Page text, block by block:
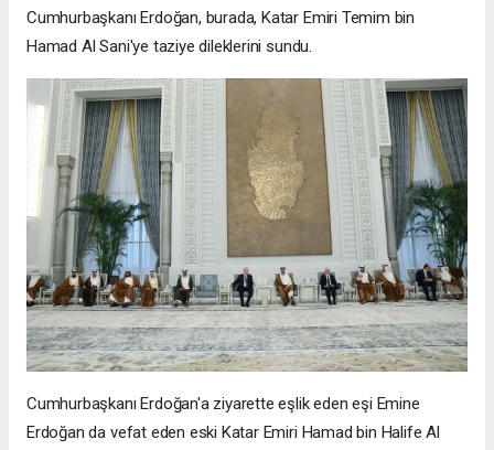
Cumhurbaşkanı Erdoğan, burada, Katar Emiri Temim bin
Hamad Al Sani'ye taziye dileklerini sundu.
Cumhurbaşkanı Erdoğan'a ziyarette eşlik eden eşi Emine
Erdoğan da vefat eden eski Katar Emiri Hamad bin Halife Al